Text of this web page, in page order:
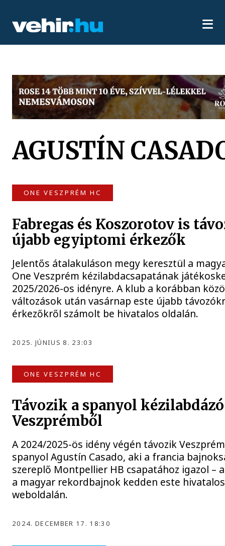
AGUSTÍN
ONE VESZPRÉM HC
Fabregas és Koszorotov is
újabb egyiptomi érkezők
Jelentős átalakuláson megy keresztül a
One Veszprém kézilabdacsapatának
2025/2026-os idényre. A klub a korábban
változások után vasárnap este újabb
érkezőkről számolt be hivatalos oldalán.
2025. JÚNIUS 8. 23:03
ONE VESZPRÉM HC
Távozik a spanyol kézilabdázó
Veszprémből
A 2024/2025-ös idény végén távozik
spanyol Agustín Casado, aki a francia
szereplő Montpellier HB csapatához igazol –
a magyar rekordbajnok kedden este hivatalos
weboldalán.
2024. DECEMBER 17. 18:30